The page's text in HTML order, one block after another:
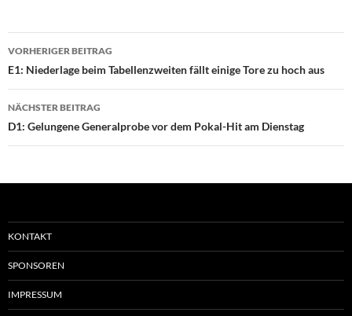
Beitragsnavigation
VORHERIGER BEITRAG
E1: Niederlage beim Tabellenzweiten fällt einige Tore zu hoch aus
NÄCHSTER BEITRAG
D1: Gelungene Generalprobe vor dem Pokal-Hit am Dienstag
KONTAKT
SPONSOREN
IMPRESSUM